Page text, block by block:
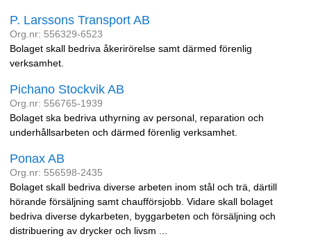
P. Larssons Transport AB
Org.nr: 556329-6523
Bolaget skall bedriva åkerirörelse samt därmed förenlig
verksamhet.
Pichano Stockvik AB
Org.nr: 556765-1939
Bolaget ska bedriva uthyrning av personal, reparation och
underhållsarbeten och därmed förenlig verksamhet.
Ponax AB
Org.nr: 556598-2435
Bolaget skall bedriva diverse arbeten inom stål och trä, därtill
hörande försäljning samt chaufförsjobb. Vidare skall bolaget
bedriva diverse dykarbeten, byggarbeten och försäljning och
distribuering av drycker och livsm ...